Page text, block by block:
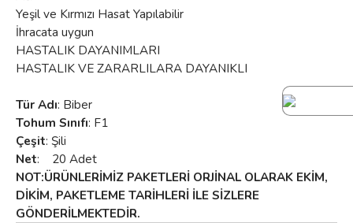
Yeşil ve Kırmızı Hasat Yapılabilir
İhracata uygun
HASTALIK DAYANIMLARI
HASTALIK VE ZARARLILARA DAYANIKLI
Tür Adı: Biber
Tohum Sınıfı: F1
Çeşit: Şili
Net: 20 Adet
NOT:ÜRÜNLERİMİZ PAKETLERİ ORJİNAL OLARAK EKİM,
DİKİM, PAKETLEME TARİHLERİ İLE SİZLERE
GÖNDERİLMEKTEDİR.